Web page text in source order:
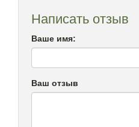
Написать отзыв
Ваше имя:
Ваш отзыв